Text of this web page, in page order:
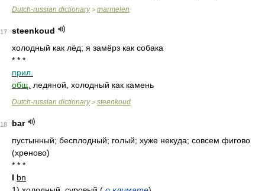
Dutch-russian dictionary> marmelen
17
steenkoud
холодный как лёд; я замёрз как собака
* * *
прил.
общ.
ледяной, холодный как камень
Dutch-russian dictionary> steenkoud
18
bar
пустынный; бесплодный; голый; хуже некуда; совсем фигово
(хреново)
* * *
I bn